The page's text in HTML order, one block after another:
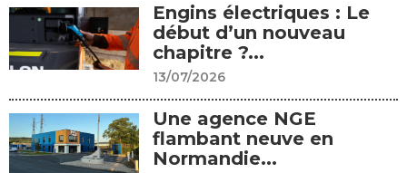
Engins électriques : Le
début d’un nouveau
chapitre ?...
13/07/2026
Une agence NGE
flambant neuve en
Normandie...